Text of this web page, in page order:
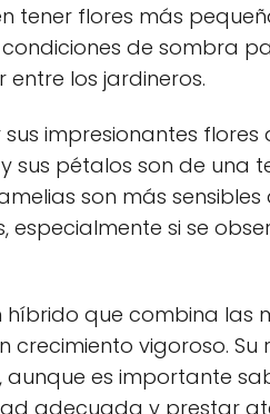
flores más
de sombra
los jardineros.
impresionantes
sus pétalos son de una
son más
si se
híbrido que combina las
vigoroso.
aunque es importante
adecuada y prestar